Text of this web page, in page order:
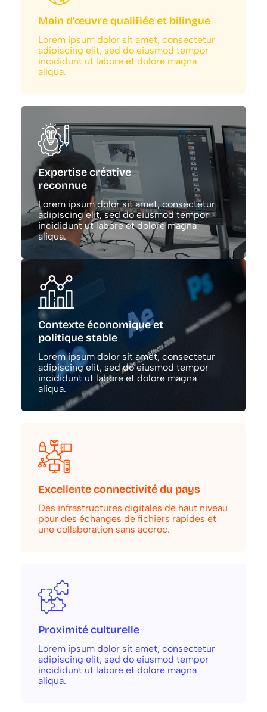
Main d'œuvre qualifiée et bilingue
Lorem ipsum dolor sit amet, consectetur
adipiscing elit, sed do eiusmod tempor
incididunt ut labore et dolore magna
aliqua.
Expertise créative
reconnue
Lorem ipsum dolor sit amet, consectetur
adipiscing elit, sed do eiusmod tempor
incididunt ut labore et dolore magna
aliqua.
Contexte économique et
politique stable
Lorem ipsum dolor sit amet, consectetur
adipiscing elit, sed do eiusmod tempor
incididunt ut labore et dolore magna
aliqua.
Excellente connectivité du pays
Des infrastructures digitales de haut niveau
pour des échanges de fichiers rapides et
une collaboration sans accroc.
Proximité culturelle
Lorem ipsum dolor sit amet, consectetur
adipiscing elit, sed do eiusmod tempor
incididunt ut labore et dolore magna
aliqua.